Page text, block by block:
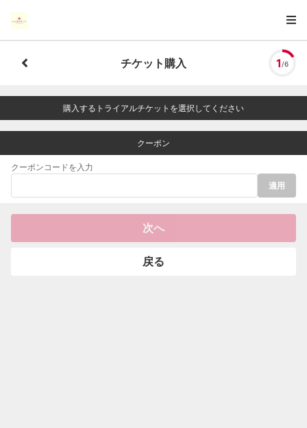
チケット購入 1 /6
購入するトライアルチケットを選択してください
クーポン
クーポンコードを入力
適用
次へ
戻る